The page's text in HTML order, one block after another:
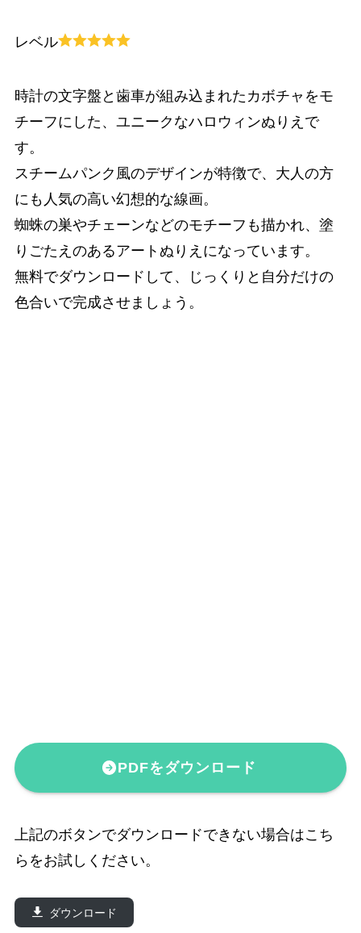
レベル
時計の文字盤と歯車が組み込まれたカボチャをモ
チーフにした、ユニークなハロウィンぬりえで
す。
スチームパンク風のデザインが特徴で、大人の方
にも人気の高い幻想的な線画。
蜘蛛の巣やチェーンなどのモチーフも描かれ、塗
りごたえのあるアートぬりえになっています。
無料でダウンロードして、じっくりと自分だけの
色合いで完成させましょう。
PDFをダウンロード
上記のボタンでダウンロードできない場合はこち
らをお試しください。
ダウンロード